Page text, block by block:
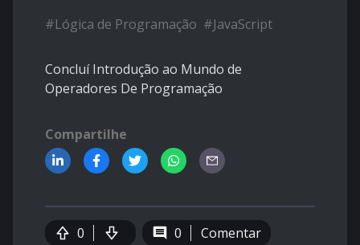
#Lógica de Programação #JavaScript
Concluí Introdução ao Mundo de
Operadores De Programação
Compartilhe
0 0 Comentar